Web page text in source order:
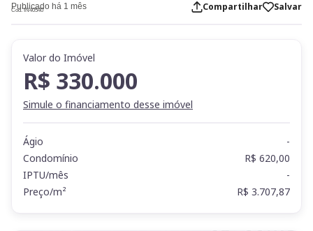
Publicado há 1 mês
Cod. IN40540 Compartilhar Salvar
Valor do Imóvel
R$ 330.000
Simule o financiamento desse imóvel
Ágio
-
Condomínio
R$ 620,00
IPTU/mês
-
Preço/m²
R$ 3.707,87